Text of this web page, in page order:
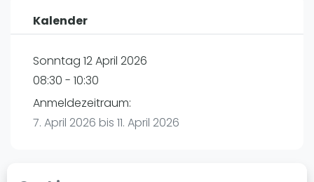
International
Ranking
Männer
Frauen
Kalender
Sonntag 12 April 2026
08:30 - 10:30
Anmeldezeitraum:
7. April 2026 bis 11. April 2026